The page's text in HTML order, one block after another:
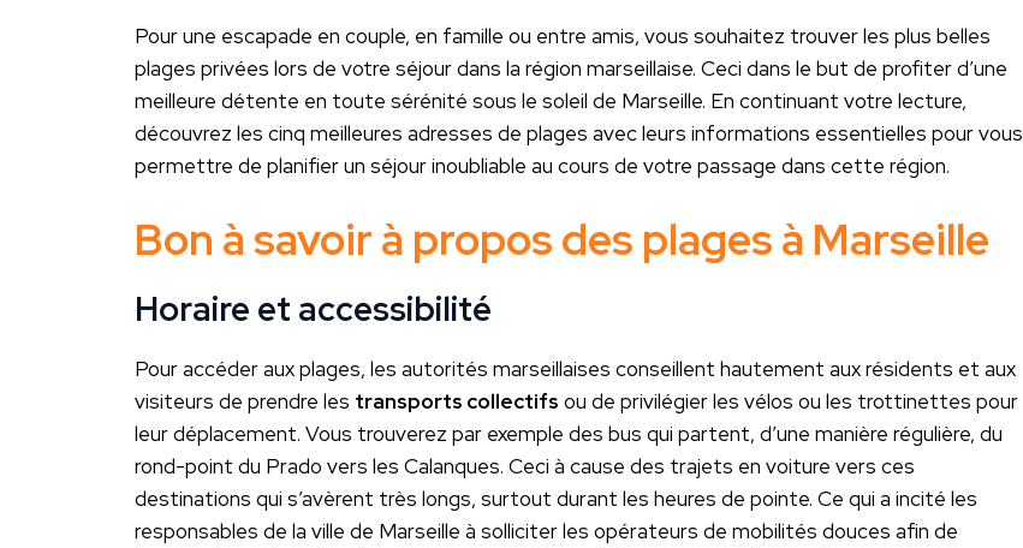
Pour une escapade en couple, en famille ou entre amis, vous souhaitez trouver les plus belles
plages privées lors de votre séjour dans la région marseillaise. Ceci dans le but de profiter d’une
meilleure détente en toute sérénité sous le soleil de Marseille. En continuant votre lecture,
découvrez les cinq meilleures adresses de plages avec leurs informations essentielles pour vous
permettre de planifier un séjour inoubliable au cours de votre passage dans cette région.
Bon à savoir à propos des plages à Marseille
Horaire et accessibilité
Pour accéder aux plages, les autorités marseillaises conseillent hautement aux résidents et aux
visiteurs de prendre les transports collectifs ou de privilégier les vélos ou les trottinettes pour
leur déplacement. Vous trouverez par exemple des bus qui partent, d’une manière régulière, du
rond-point du Prado vers les Calanques. Ceci à cause des trajets en voiture vers ces
destinations qui s’avèrent très longs, surtout durant les heures de pointe. Ce qui a incité les
responsables de la ville de Marseille à solliciter les opérateurs de mobilités douces afin de